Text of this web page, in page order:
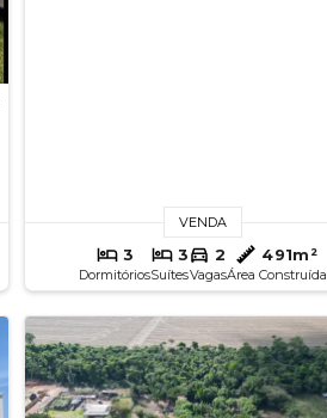
VENDA
3
Dormitórios
3
Suítes
2
Vagas
491m²
Área Construída